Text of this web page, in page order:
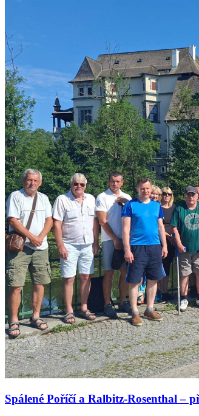
Spálené Poříčí a Ralbitz-Rosenthal –